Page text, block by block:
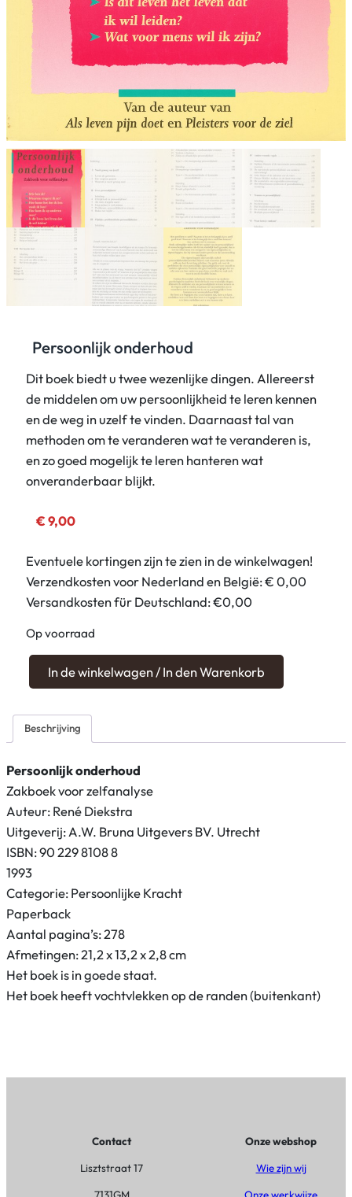
Persoonlijk onderhoud
Dit boek biedt u twee wezenlijke dingen. Allereerst
de middelen om uw persoonlijkheid te leren kennen
en de weg in uzelf te vinden. Daarnaast tal van
methoden om te veranderen wat te veranderen is,
en zo goed mogelijk te leren hanteren wat
onveranderbaar blijkt.
€9,00
Eventuele kortingen zijn te zien in de winkelwagen!
Verzendkosten voor Nederland en België: € 0,00
Versandkosten für Deutschland: €0,00
Op voorraad
e
s
o
n
l
i
j
k
o
n
d
e
r
h
a
In de winkelwagen / In den Warenkorb
Beschrijving
Persoonlijk onderhoud
Zakboek voor zelfanalyse
Auteur: René Diekstra
Uitgeverij: A.W. Bruna Uitgevers BV. Utrecht
ISBN: 90 229 8108 8
1993
Categorie: Persoonlijke Kracht
Paperback
Aantal pagina’s: 278
Afmetingen: 21,2 x 13,2 x 2,8 cm
Het boek is in goede staat.
Het boek heeft vochtvlekken op de randen (buitenkant)
Contact Onze webshop
Lisztstraat 17 Wie zijn wij